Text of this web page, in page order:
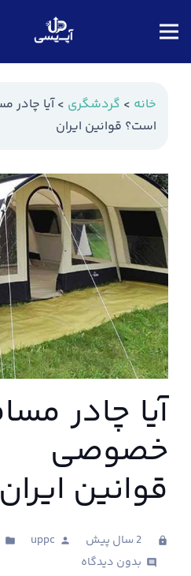
خانه > گردشگری >آیا
است؟ قوانین ایران
آیا چادر
قوانین ایران
clock 2 سال پیش person
uppc
folder
comments بدون دیدگاه